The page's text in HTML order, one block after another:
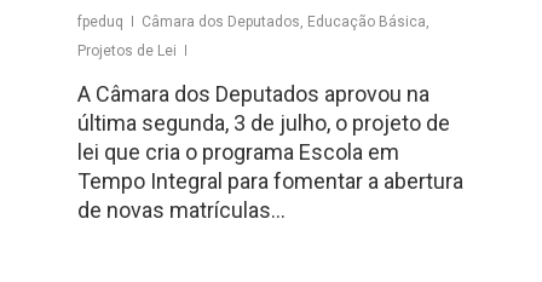
fpeduq Câmara dos Deputados, Educação Básica,
Projetos de Lei
A Câmara dos Deputados aprovou na
última segunda, 3 de julho, o projeto de
lei que cria o programa Escola em
Tempo Integral para fomentar a abertura
de novas matrículas…